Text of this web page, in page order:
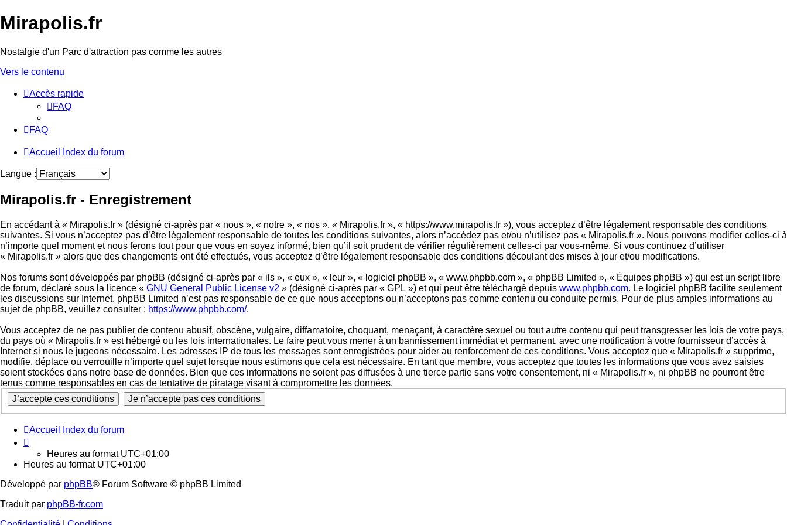
Mirapolis.fr
Nostalgie d'un Parc d'attraction pas comme les autres
Vers le contenu
Accès rapide
FAQ
FAQ
Accueil Index du forum
Langue :
Mirapolis.fr - Enregistrement
En accédant à « Mirapolis.fr » (désigné ci-après par « nous », « notre », « nos », « Mirapolis.fr », « https://www.mirapolis.fr »), vous acceptez d’être légalement responsable des conditions
suivantes. Si vous n’acceptez pas d’être légalement responsable de toutes les conditions suivantes, alors n’accédez pas et/ou n’utilisez pas « Mirapolis.fr ». Nous pouvons modifier celles-ci à
n’importe quel moment et nous ferons tout pour que vous en soyez informé, bien qu’il soit prudent de vérifier régulièrement celles-ci par vous-même. Si vous continuez d’utiliser
« Mirapolis.fr » alors que des changements ont été effectués, vous acceptez d’être légalement responsable des conditions découlant des mises à jour et/ou modifications.
Nos forums sont développés par phpBB (désigné ci-après par « ils », « eux », « leur », « logiciel phpBB », « www.phpbb.com », « phpBB Limited », « Équipes phpBB ») qui est un script libre
de forum, déclaré sous la licence « GNU General Public License v2 » (désigné ci-après par « GPL ») et qui peut être téléchargé depuis www.phpbb.com. Le logiciel phpBB facilite seulement
les discussions sur Internet. phpBB Limited n’est pas responsable de ce que nous acceptons ou n’acceptons pas comme contenu ou conduite permis. Pour de plus amples informations au
sujet de phpBB, veuillez consulter : https://www.phpbb.com/.
Vous acceptez de ne pas publier de contenu abusif, obscène, vulgaire, diffamatoire, choquant, menaçant, à caractère sexuel ou tout autre contenu qui peut transgresser les lois de votre pays,
du pays où « Mirapolis.fr » est hébergé ou les lois internationales. Le faire peut vous mener à un bannissement immédiat et permanent, avec une notification à votre fournisseur d’accès à
Internet si nous le jugeons nécessaire. Les adresses IP de tous les messages sont enregistrées pour aider au renforcement de ces conditions. Vous acceptez que « Mirapolis.fr » supprime,
modifie, déplace ou verrouille n’importe quel sujet lorsque nous estimons que cela est nécessaire. En tant que membre, vous acceptez que toutes les informations que vous avez saisies
soient stockées dans notre base de données. Bien que ces informations ne soient pas diffusées à une tierce partie sans votre consentement, ni « Mirapolis.fr », ni phpBB ne pourront être
tenus comme responsables en cas de tentative de piratage visant à compromettre les données.
Accueil Index du forum
Heures au format UTC+01:00
Heures au format UTC+01:00
Développé par phpBB® Forum Software © phpBB Limited
Traduit par phpBB-fr.com